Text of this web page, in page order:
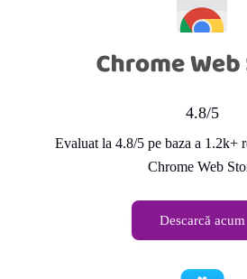
4.8/5
Evaluat la 4.8/5 pe baza a 1.2k+
Chrome Web
Descarcă acum